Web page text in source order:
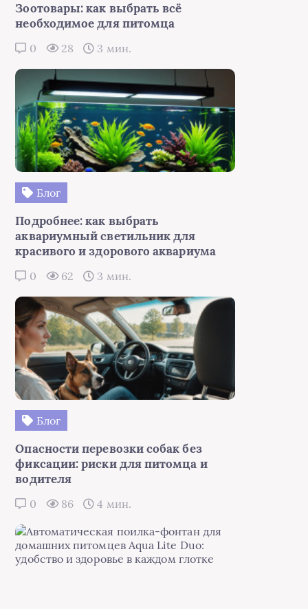
Зоотовары: как выбрать всё
необходимое для питомца
0 28 3 мин.
Блог
Подробнее: как выбрать
аквариумный светильник для
красивого и здорового аквариума
0 62 3 мин.
Блог
Опасности перевозки собак без
фиксации: риски для питомца и
водителя
0 86 4 мин.